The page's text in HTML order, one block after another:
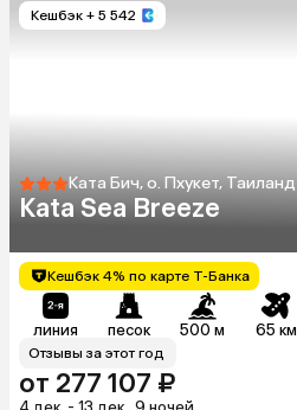
Кешбэк + 5 542
Ката Бич, о. Пхукет, Таиланд
Kata Sea Breeze
Кешбэк 4% по карте Т-Банка
линия песок 500 м 65 км
Отзывы за этот год
от 277 107 ₽